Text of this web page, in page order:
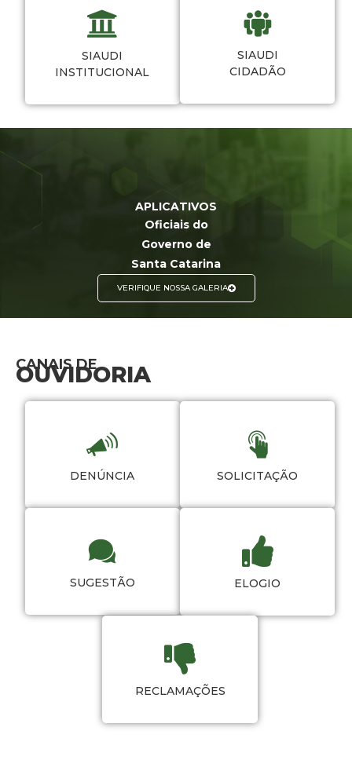
SIAUDI
INSTITUCIONAL
SIAUDI
CIDADÃO
APLICATIVOS
Oficiais do
Governo de
Santa Catarina
VERIFIQUE NOSSA GALERIA
CANAIS DE
OUVIDORIA
DENÚNCIA SOLICITAÇÃO
SUGESTÃO ELOGIO
RECLAMAÇÕES